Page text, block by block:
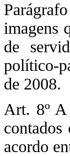
imagens
de
político-
de 2008.
Art. 8º A
contados
acordo